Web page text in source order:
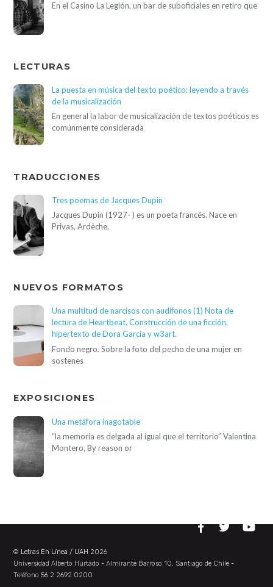
En el Casino La Legión, un bar de suboficiales en retiro que
LECTURAS
La puesta en música del texto poético: leyendo a través
de la musicalización
En general la labor de musicalización de textos poéticos es
comúnmente considerada
TRADUCCIONES
Tres poemas de Jacques Dupin
Jacques Dupin (1927- ) es un poeta francés. Nace en
Privas, Ardèche,
NUEVOS FORMATOS
Una multitud de narcisos con audífonos (1) Nota de
lectura de Heartbeat. Construcción de una ficción,
hipertexto de Dora García y w3art.
Fondo negro. Sobre la foto del pecho de una mujer en
sostenes
EXPOSICIONES
Una metáfora inagotable
“la memoria es delgada al igual que el territorio” Valentina
Montero, By reason or
© Letras En Línea / UAH 2026
Universidad Alberto Hurtado - Almirante Barroso 10, Santiago de Chile -
Teléfono 56 2 2692 0200